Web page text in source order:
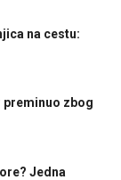
na cestu:
preminuo zbog
Jedna